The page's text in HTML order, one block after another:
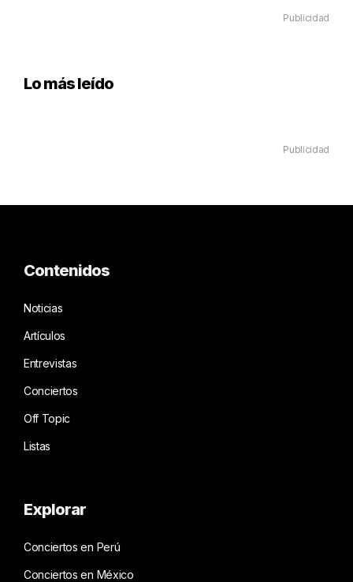
Publicidad
Lo más leído
Publicidad
Contenidos
Noticias
Artículos
Entrevistas
Conciertos
Off Topic
Listas
Explorar
Conciertos en Perú
Conciertos en México